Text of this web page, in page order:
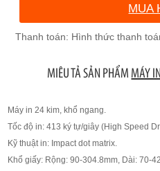
MUA
MIÊU TẢ SẢN PHẨM MÁY
Máy in 24 kim, khổ ngang.
Tốc độ in: 413 ký tự/giây (High Speed
Kỹ thuật in: Impact dot matrix.
Khổ giấy: Rộng: 90-304.8mm, Dài: 70-